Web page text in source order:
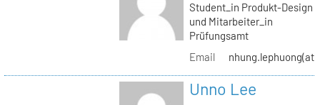
Student_in Produkt-Design
und Mitarbeiter_in
Prüfungsamt
Email
Unno Lee